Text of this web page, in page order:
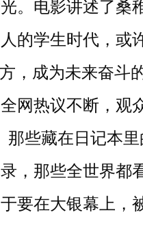
。电影讲述了桑
的学生时代，或
，成为未来奋斗
网热议不断，观
那些藏在日记本
，那些全世界都
要在大银幕上，